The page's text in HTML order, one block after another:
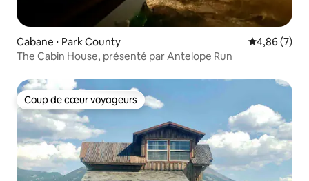
Cabane ⋅ Park County Évaluation
4,86 (7)
The Cabin House, présenté par Antelope Run
Coup de cœur voyageurs
Coup de cœur voyageurs